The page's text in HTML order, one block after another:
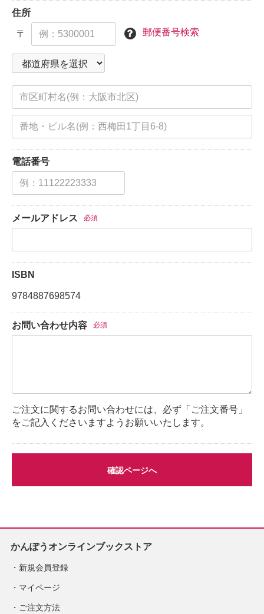
住所
〒 郵便番号検索
電話番号
メールアドレス 必須
ISBN
9784887698574
お問い合わせ内容 必須
ご注文に関するお問い合わせには、必ず「ご注文番号」
をご記入くださいますようお願いいたします。
確認ページへ
かんぽうオンラインブックストア
新規会員登録
マイページ
ご注文方法